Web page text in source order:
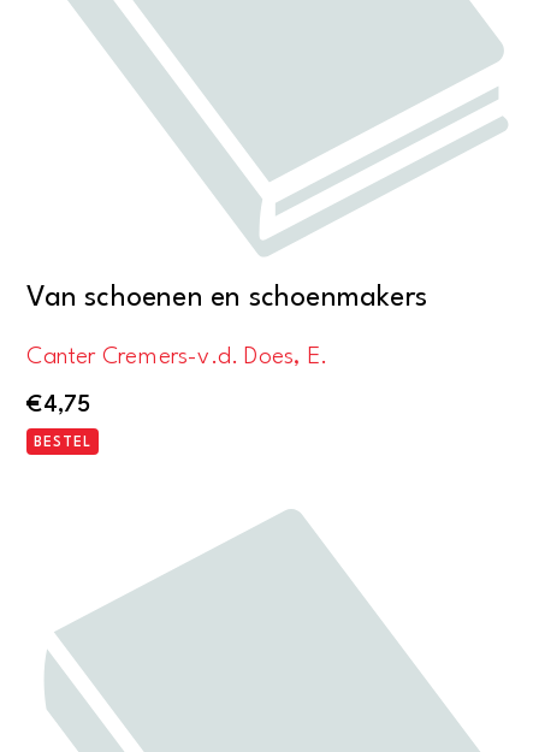
Van schoenen en schoenmakers
Canter Cremers-v.d. Does, E.
€4,75
BESTEL